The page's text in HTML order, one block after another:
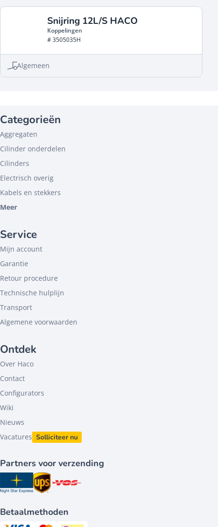
Snijring 12L/S HACO
Koppelingen
# 3505035H
Algemeen
Categorieën
Aggregaten
Cilinder onderdelen
Cilinders
Electrisch overig
Kabels en stekkers
Meer
Service
Mijn account
Garantie
Retour procedure
Technische hulplijn
Transport
Algemene voorwaarden
Ontdek
Over Haco
Contact
Configurators
Wiki
Nieuws
Vacatures Solliciteer nu
Partners voor verzending
Betaalmethoden